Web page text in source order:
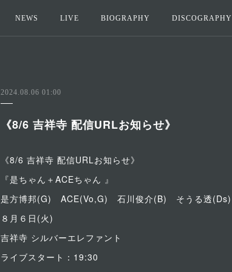
NEWS LIVE BIOGRAPHY DISCOGRAPHY
2024.08.06 01:00
《8/6 吉祥寺 配信URLお知らせ》
《8/6 吉祥寺 配信URLお知らせ》
『是ちゃん＋ACEちゃん 』
是方博邦(G) ACE(Vo,G) 石川俊介(B) そうる透(Ds)
８月６日(火)
吉祥寺 シルバーエレファント
ライブスタート：19:30